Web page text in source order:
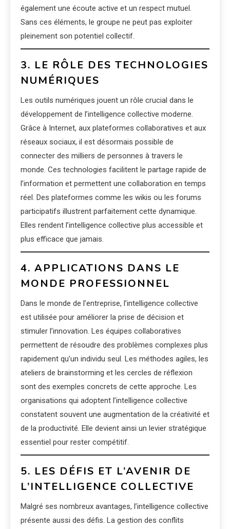
également une écoute active et un respect mutuel.
Sans ces éléments, le groupe ne peut pas exploiter
pleinement son potentiel collectif.
3. LE RÔLE DES TECHNOLOGIES
NUMÉRIQUES
Les outils numériques jouent un rôle crucial dans le
développement de l’intelligence collective moderne.
Grâce à Internet, aux plateformes collaboratives et aux
réseaux sociaux, il est désormais possible de
connecter des milliers de personnes à travers le
monde. Ces technologies facilitent le partage rapide de
l’information et permettent une collaboration en temps
réel. Des plateformes comme les wikis ou les forums
participatifs illustrent parfaitement cette dynamique.
Elles rendent l’intelligence collective plus accessible et
plus efficace que jamais.
4. APPLICATIONS DANS LE
MONDE PROFESSIONNEL
Dans le monde de l’entreprise, l’intelligence collective
est utilisée pour améliorer la prise de décision et
stimuler l’innovation. Les équipes collaboratives
permettent de résoudre des problèmes complexes plus
rapidement qu’un individu seul. Les méthodes agiles, les
ateliers de brainstorming et les cercles de réflexion
sont des exemples concrets de cette approche. Les
organisations qui adoptent l’intelligence collective
constatent souvent une augmentation de la créativité et
de la productivité. Elle devient ainsi un levier stratégique
essentiel pour rester compétitif.
5. LES DÉFIS ET L’AVENIR DE
L’INTELLIGENCE COLLECTIVE
Malgré ses nombreux avantages, l’intelligence collective
présente aussi des défis. La gestion des conflits